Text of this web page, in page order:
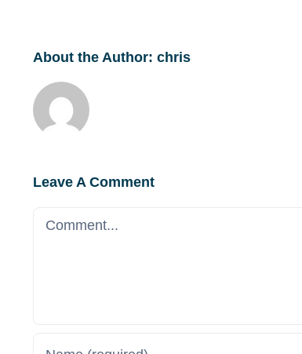
About the Author: chris
Leave A Comment
Comment